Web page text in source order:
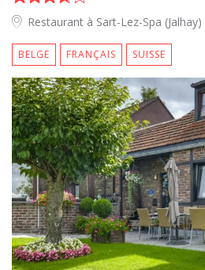
Restaurant à Sart-Lez-Spa (Jalhay)
BELGE FRANÇAIS SUISSE